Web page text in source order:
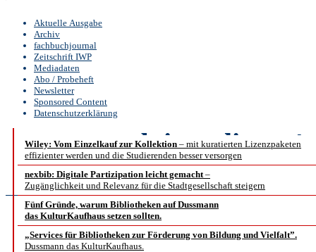
Aktuelle Ausgabe
Archiv
fachbuchjournal
Zeitschrift IWP
Mediadaten
Abo / Probeheft
Newsletter
Sponsored Content
Datenschutzerklärung
Wiley: Vom Einzelkauf zur Kollektion – mit kuratierten Lizenzpaketen
effizienter werden und die Studierenden besser versorgen
nexbib: Digitale Partizipation leicht gemacht–
Zugänglichkeit und Relevanz für die Stadtgesellschaft steigern
Fünf Gründe, warum Bibliotheken auf Dussmann
das KulturKaufhaus setzen sollten.
„Services für Bibliotheken zur Förderung von Bildung und Vielfalt”.
Dussmann das KulturKaufhaus.
b.i.t.online4 /